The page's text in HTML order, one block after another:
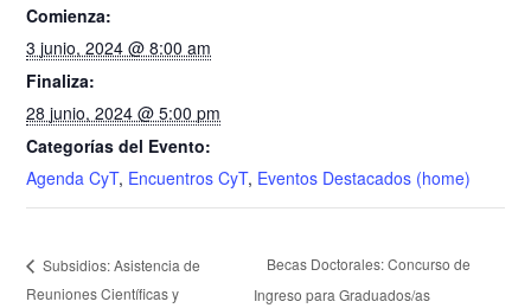
Comienza:
3 junio, 2024 @ 8:00 am
Finaliza:
28 junio, 2024 @ 5:00 pm
Categorías del Evento:
Agenda CyT, Encuentros CyT, Eventos Destacados (home)
Subsidios: Asistencia de
Reuniones Científicas y
Becas Doctorales: Concurso de
Ingreso para Graduados/as